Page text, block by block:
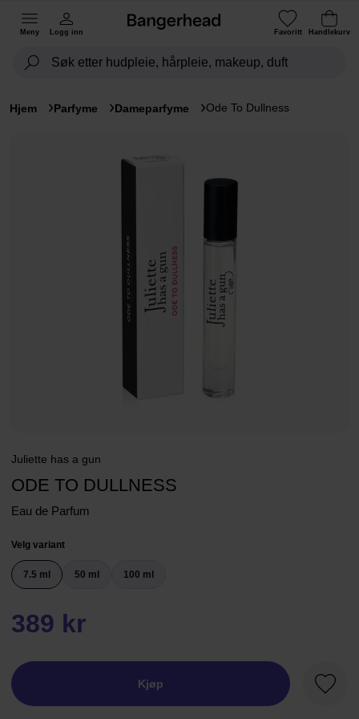
Meny Logg inn Favoritt Handlekurv
Hjem Parfyme Dameparfyme Ode To Dullness
Juliette has a gun
ODE TO DULLNESS
Eau de Parfum
Velg variant
7.5 ml 50 ml 100 ml
389 kr
Kjøp